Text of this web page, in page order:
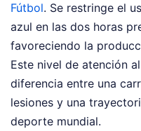
Fútbol. Se restringe el
azul en las dos horas
favoreciendo la
Este nivel de atención
diferencia entre una
lesiones y una
deporte mundial.